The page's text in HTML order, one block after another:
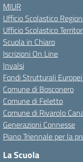
MIUR
Ufficio Scolastico
Ufficio Scolastico
Scuola in Chiaro
Iscrizioni On Line
Invalsi
Fondi Strutturali
Comune di Bosconero
Comune di Feletto
Comune di Rivarolo
Generazioni Connesse
Piano Triennale per la
La Scuola